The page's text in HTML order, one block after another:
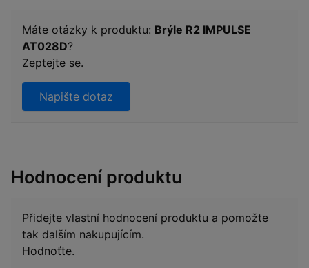
Máte otázky k produktu: Brýle R2 IMPULSE
AT028D?
Zeptejte se.
Napište dotaz
Hodnocení produktu
Přidejte vlastní hodnocení produktu a pomožte
tak dalším nakupujícím.
Hodnoťte.